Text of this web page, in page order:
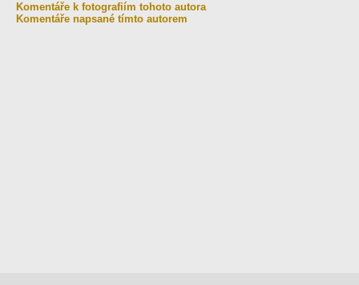
Komentáře k fotografiím tohoto autora
Komentáře napsané tímto autorem